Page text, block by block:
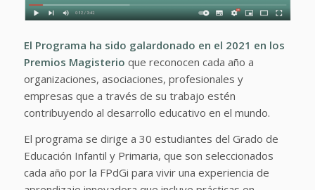
El Programa ha sido galardonado en el 2021 en los
Premios Magisterio que reconocen cada año a
organizaciones, asociaciones, profesionales y
empresas que a través de su trabajo estén
contribuyendo al desarrollo educativo en el mundo.
El programa se dirige a 30 estudiantes del Grado de
Educación Infantil y Primaria, que son seleccionados
cada año por la FPdGi para vivir una experiencia de